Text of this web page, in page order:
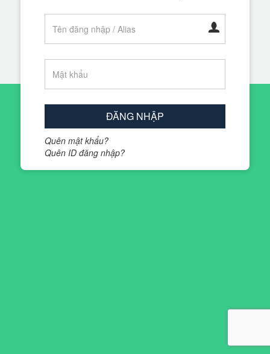
ĐĂNG NHẬP
Quên mật khẩu?
Quên ID đăng nhập?